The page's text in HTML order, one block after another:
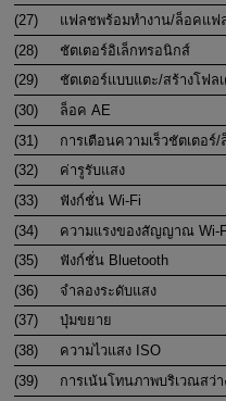
(27)
แฟลชพร้อมทำงาน/ล็อคแฟ
(28)
ชัตเตอร์อิเล็กทรอนิกส์
(29)
ชัตเตอร์แบบแตะ/สร้างโฟล
(30)
ล็อค AE
(31)
การเตือนความเร็วชัตเตอ
(32)
ค่ารูรับแสง
(33)
ฟังก์ชั่นWi-Fi
(34)
ความแรงของสัญญาณWi-
(35)
ฟังก์ชั่น Bluetooth
(36)
จำลองระดับแสง
(37)
ปุ่มขยาย
(38)
ความไวแสง ISO
(39)
การเน้นโทนภาพบริเวณสว่า